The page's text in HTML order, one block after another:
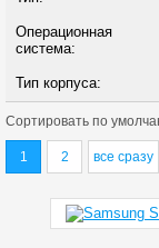
Операционная
система:
Тип корпуса:
Сортировать по
1 2 все сразу